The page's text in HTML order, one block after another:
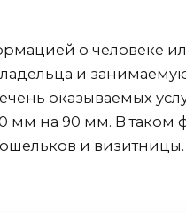
о человеке
и
оказываемых
мм на 90 мм. В таком
и визитницы.